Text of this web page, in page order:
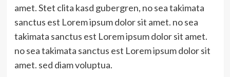
amet. Stet clita kasd gubergren, no sea takimata
sanctus est Lorem ipsum dolor sit amet. no sea
takimata sanctus est Lorem ipsum dolor sit amet.
no sea takimata sanctus est Lorem ipsum dolor sit
amet. sed diam voluptua.